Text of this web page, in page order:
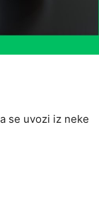
se uvozi iz neke